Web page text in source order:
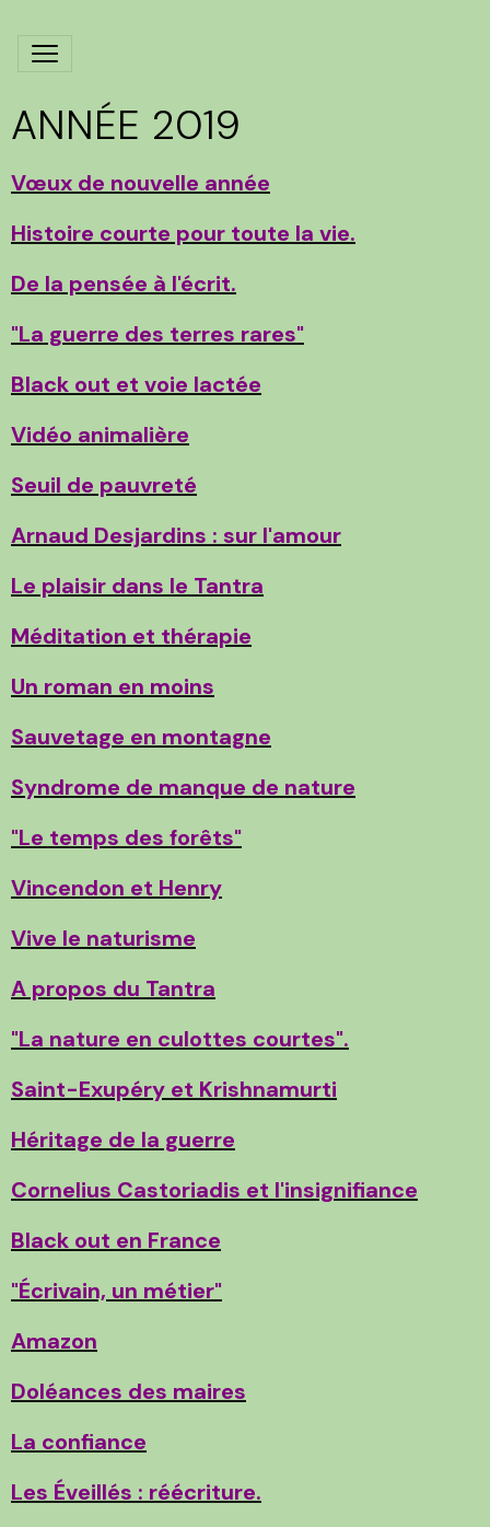
ANNÉE 2019
Vœux de nouvelle année
Histoire courte pour toute la vie.
De la pensée à l'écrit.
"La guerre des terres rares"
Black out et voie lactée
Vidéo animalière
Seuil de pauvreté
Arnaud Desjardins : sur l'amour
Le plaisir dans le Tantra
Méditation et thérapie
Un roman en moins
Sauvetage en montagne
Syndrome de manque de nature
"Le temps des forêts"
Vincendon et Henry
Vive le naturisme
A propos du Tantra
"La nature en culottes courtes".
Saint-Exupéry et Krishnamurti
Héritage de la guerre
Cornelius Castoriadis et l'insignifiance
Black out en France
"Écrivain, un métier"
Amazon
Doléances des maires
La confiance
Les Éveillés : réécriture.